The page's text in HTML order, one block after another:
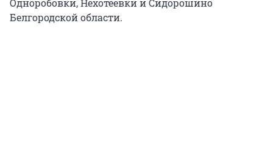
Белгородской области.